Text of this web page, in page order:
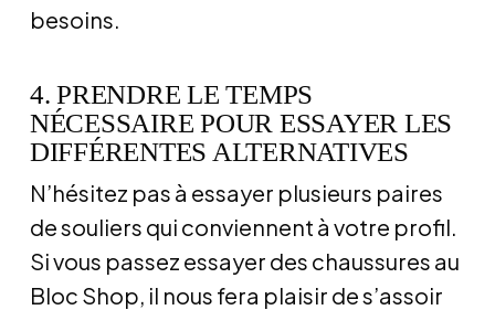
besoins.
4. PRENDRE LE TEMPS
NÉCESSAIRE POUR ESSAYER LES
DIFFÉRENTES ALTERNATIVES
N’hésitez pas à essayer plusieurs paires
de souliers qui conviennent à votre profil.
Si vous passez essayer des chaussures au
Bloc Shop, il nous fera plaisir de s’assoir